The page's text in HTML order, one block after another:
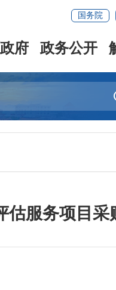
国务院
府 政务公开
估服务项目采